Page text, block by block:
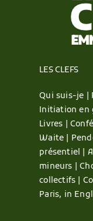
LES CLEFS
Qui suis-je |
Initiation en
Livres |
Waite |
présentiel |
mineurs |
collectifs |
Paris, in